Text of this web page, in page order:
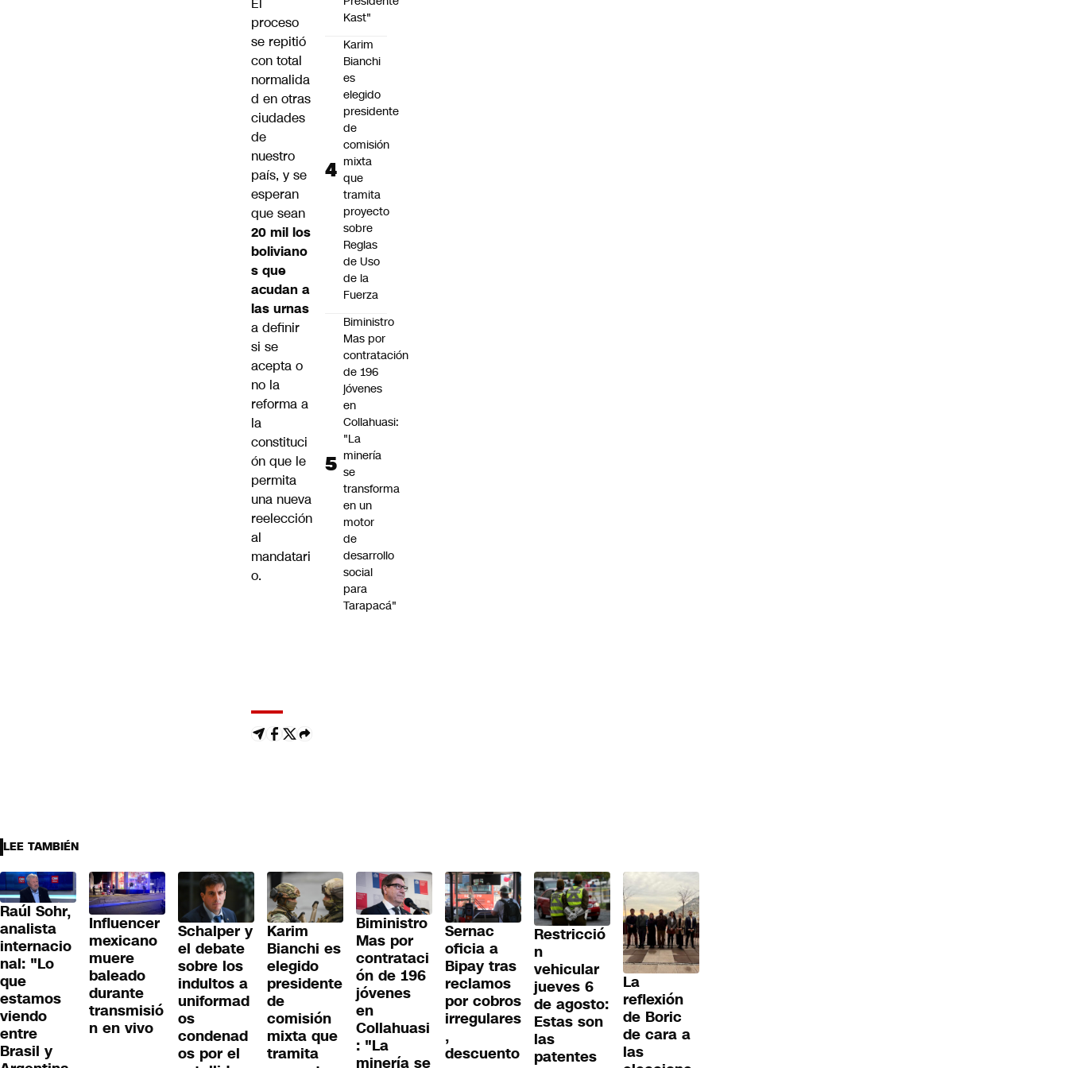
El
proceso
se repitió
con total
normalida
d en otras
ciudades
de
nuestro
país, y se
esperan
que sean
20 mil los
boliviano
s que
acudan a
las urnas
a definir
si se
acepta o
no la
reforma a
la
constituci
ón que le
permita
una nueva
reelección
al
mandatari
o.
Kast"
Karim
Bianchi
es
elegido
presidente
de
comisión
mixta
que
tramita
proyecto
sobre
Reglas
de Uso
de la
Fuerza
Biministro
Mas por
contratación
de 196
jóvenes
en
Collahuasi:
"La
minería
se
transforma
en un
motor
de
desarrollo
social
para
Tarapacá"
LEE TAMBIÉN
Raúl Sohr,
analista
internacio
nal: "Lo
que
estamos
viendo
entre
Brasil y
Influencer
mexicano
muere
baleado
durante
transmisió
n en vivo
Schalper y
el debate
sobre los
indultos a
uniformad
os
condenad
os por el
Karim
Bianchi es
elegido
presidente
de
comisión
mixta que
tramita
Biministro
Mas por
contrataci
ón de 196
jóvenes
en
Collahuasi
: "La
minería se
Sernac
oficia a
Bipay tras
reclamos
por cobros
irregulares
,
descuento
Restricció
n
vehicular
jueves 6
de agosto:
Estas son
las
patentes
La
reflexión
de Boric
de cara a
las